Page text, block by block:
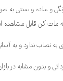
و ساده و سنتی به
کن قابل مشاهده
نصاب ندارد و به
و بدون مشابه در